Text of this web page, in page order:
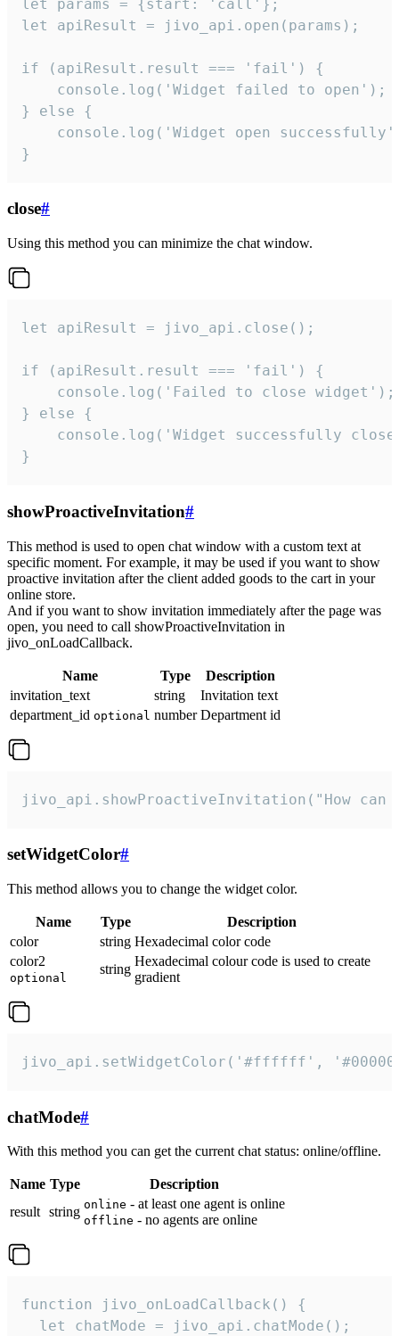
let params = {start: 'call'};
let apiResult = jivo_api.open(params);
if (apiResult.result === 'fail') {
    console.log('Widget failed to open');
} else {
console.log('Widget open
}
close#
Using this method you can minimize the chat window.
let apiResult = jivo_api.close();
if (apiResult.result === 'fail') {
    console.log('Failed to close widget');
} else {
console.log('Widget successfully
}
showProactiveInvitation#
This method is used to open chat window with a custom text at
specific moment. For example, it may be used if you want to show
proactive invitation after the client added goods to the cart in your
online store.
And if you want to show invitation immediately after the page was
open, you need to call showProactiveInvitation in
jivo_onLoadCallback.
Name Type
Description
invitation_text
string
Invitation text
department_id optional number Department id
jivo_api.showProactiveInvitation("How
setWidgetColor#
This method allows you to change the widget color.
Name Type
Description
color
string Hexadecimal color code
color2
optional
string
Hexadecimal colour code is used to create
gradient
jivo_api.setWidgetColor('#ffffff',
chatMode#
With this method you can get the current chat status: online/offline.
Name Type
Description
result string online - at least one agent is online
offline - no agents are online
function jivo_onLoadCallback() {
  let chatMode = jivo_api.chatMode();